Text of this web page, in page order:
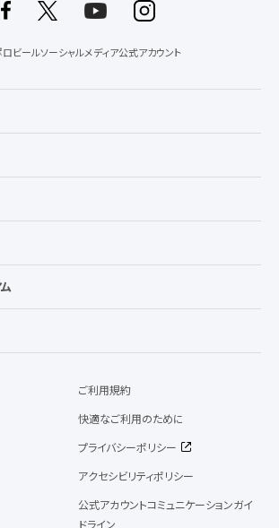
ビールソーシャルメディア公式アカウント
ご利用規約
快適なご利用のために
プライバシーポリシー
アクセシビリティポリシー
公式アカウントコミュニケーションガイ
ドライン